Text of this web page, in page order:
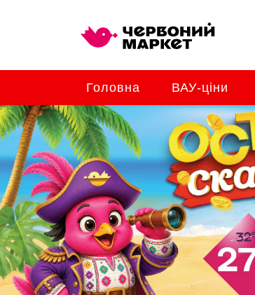
Головна ВАУ-ціни